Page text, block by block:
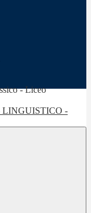
LINGUISTICO -